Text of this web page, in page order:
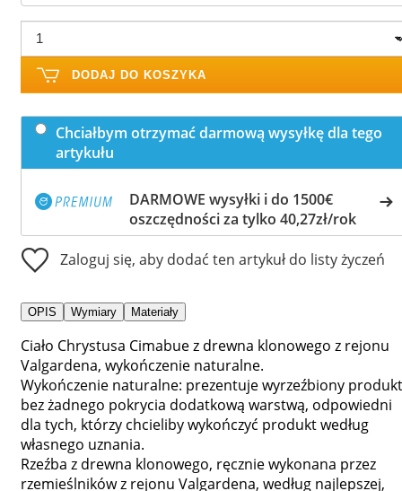
DODAJ DO KOSZYKA
Chciałbym otrzymać darmową wysyłkę dla tego
artykułu
DARMOWE wysyłki i do 1500€
oszczędności za tylko 40,27zł/rok
Zaloguj się, aby dodać ten artykuł do listy życzeń
OPIS Wymiary Materiały
Ciało Chrystusa Cimabue z drewna klonowego z rejonu
Valgardena, wykończenie naturalne.
Wykończenie naturalne: prezentuje wyrzeźbiony produkt
bez żadnego pokrycia dodatkową warstwą, odpowiedni
dla tych, którzy chcieliby wykończyć produkt według
własnego uznania.
Rzeźba z drewna klonowego, ręcznie wykonana przez
rzemieślników z rejonu Valgardena, według najlepszej,